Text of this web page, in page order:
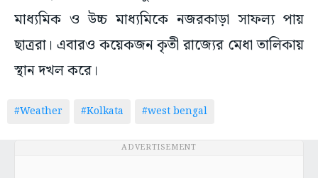
মাধ্যমিক ও উচ্চ মাধ্যমিকে নজরকাড়া সাফল্য পায়
ছাত্ররা। এবারও কয়েকজন কৃতী রাজ্যের মেধা তালিকায়
স্থান দখল করে।
#Weather #Kolkata #west bengal
ADVERTISEMENT